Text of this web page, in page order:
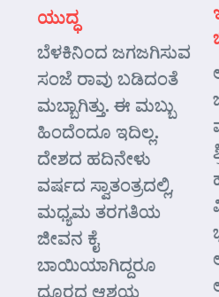
ಯುದ್ಧ
ಬೆಳಕಿನಿಂದ ಜಗಜಗಿಸುವ
ಸಂಜೆ ರಾವು ಬಡಿದಂತೆ
ಮಬ್ಬಾಗಿತ್ತು. ಈ ಮಬ್ಬು
ಹಿಂದೆಂದೂ ಇದಿಲ್ಲ.
ದೇಶದ ಹದಿನೇಳು
ವರ್ಷದ ಸ್ವಾತಂತ್ರದಲ್ಲಿ,
ಮಧ್ಯಮ ತರಗತಿಯ
ಜೀವನ ಕೈ
ಬಾಯಿಯಾಗಿದ್ದರೂ
ದೂರದ ಆಶಯ